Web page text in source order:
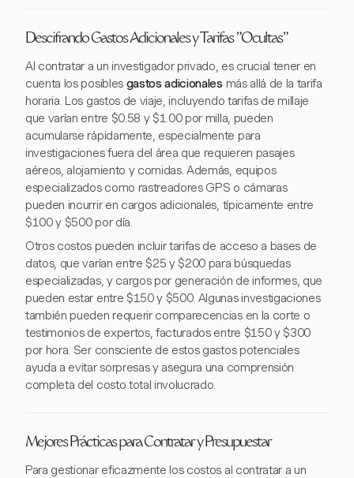
Descifrando Gastos Adicionales y Tarifas "Ocultas"
Al contratar a un investigador privado, es crucial tener en
cuenta los posibles gastos adicionales más allá de la tarifa
horaria. Los gastos de viaje, incluyendo tarifas de millaje
que varían entre $0.58 y $1.00 por milla, pueden
acumularse rápidamente, especialmente para
investigaciones fuera del área que requieren pasajes
aéreos, alojamiento y comidas. Además, equipos
especializados como rastreadores GPS o cámaras
pueden incurrir en cargos adicionales, típicamente entre
$100 y $500 por día.
Otros costos pueden incluir tarifas de acceso a bases de
datos, que varían entre $25 y $200 para búsquedas
especializadas, y cargos por generación de informes, que
pueden estar entre $150 y $500. Algunas investigaciones
también pueden requerir comparecencias en la corte o
testimonios de expertos, facturados entre $150 y $300
por hora. Ser consciente de estos gastos potenciales
ayuda a evitar sorpresas y asegura una comprensión
completa del costo total involucrado.
Mejores Prácticas para Contratar y Presupuestar
Para gestionar eficazmente los costos al contratar a un